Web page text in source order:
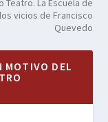
los vicios de Francisco
Quevedo
MOTIVO DEL